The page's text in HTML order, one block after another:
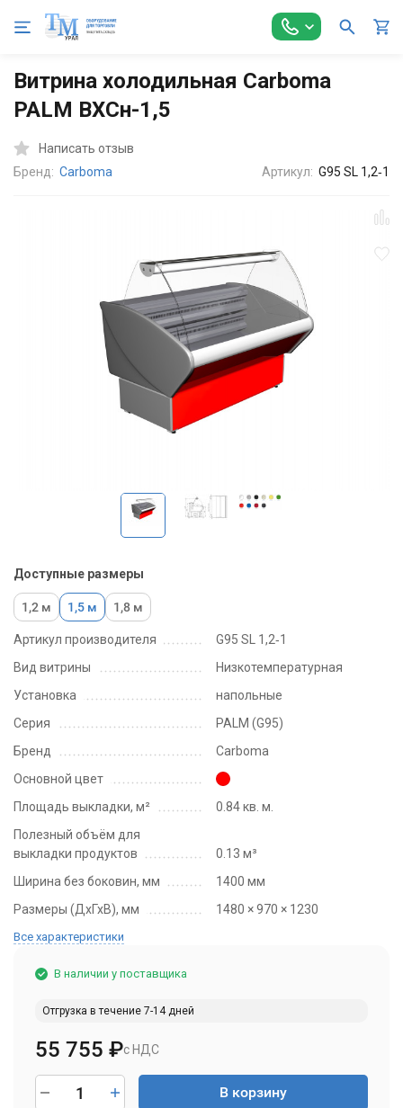
Главная Холодильное оборудование Витрины холодильные
Витрина холодильная Carboma
PALM ВХСн-1,5
Написать отзыв
Бренд: Carboma Артикул: G95 SL 1,2‑1
Артикул производителя
G95 SL 1,2‑1
Вид витрины
Низкотемпературная
Установка
напольные
Серия
PALM (G95)
Бренд
Carboma
Основной цвет
Площадь выкладки, м²
0.84 кв. м.
Полезный объём для
выкладки продуктов
0.13 м³
Ширина без боковин, мм
1400 мм
Размеры (ДхГхВ), мм
1480 × 970 × 1230
Все характеристики
Доступные размеры
1,2 м 1,5 м 1,8 м
В наличии у поставщика
Отгрузка в течение 7-14 дней
с НДС
55 755 ₽
В корзину